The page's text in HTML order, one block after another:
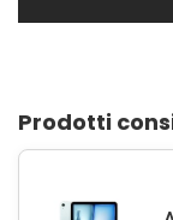
Prodotti